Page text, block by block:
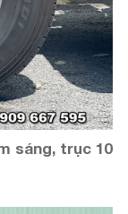
sáng, trục 10